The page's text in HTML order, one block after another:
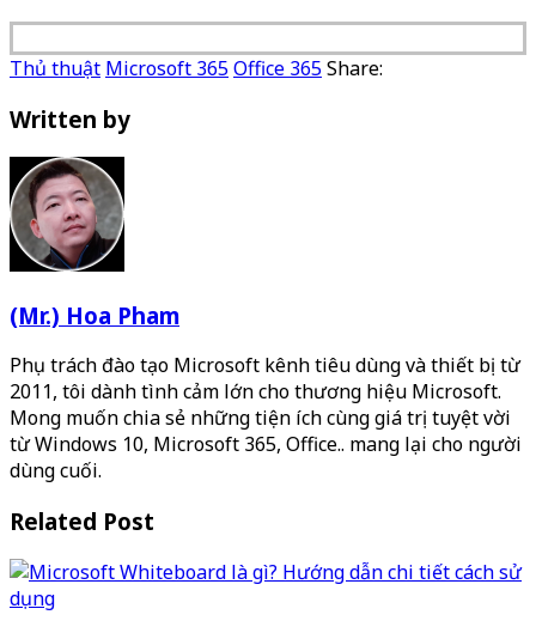
Thủ thuật Microsoft 365Office 365Share:
Written by
(Mr.) Hoa Pham
Phụ trách đào tạo Microsoft kênh tiêu dùng và thiết bị từ
2011, tôi dành tình cảm lớn cho thương hiệu Microsoft.
Mong muốn chia sẻ những tiện ích cùng giá trị tuyệt vời
từ Windows 10, Microsoft 365, Office.. mang lại cho người
dùng cuối.
Related Post